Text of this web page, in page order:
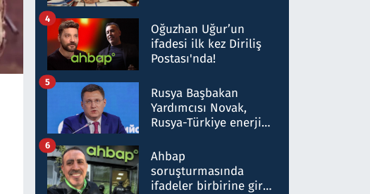
Oğuzhan Uğur’un
ifadesi ilk kez Diriliş
Postası'nda!
4
Rusya Başbakan
Yardımcısı Novak,
Rusya-Türkiye enerji
nitelikte olduğunu
belirtti
5
Ahbap
soruşturmasında
ifadeler birbirine girdi:
6